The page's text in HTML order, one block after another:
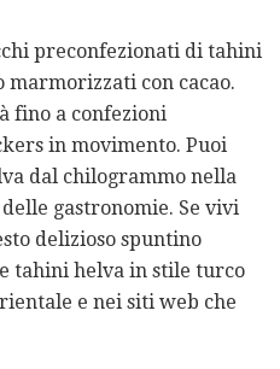
preconfezionati di tahini
marmorizzati con cacao.
fino a confezioni
in movimento. Puoi
dal chilogrammo nella
gastronomie. Se vivi
delizioso spuntino
tahini helva in stile turco
e nei siti web che